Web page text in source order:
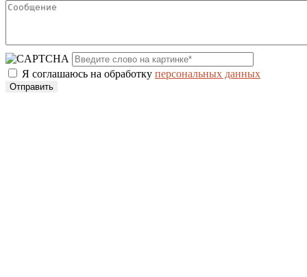
Я соглашаюсь на обработку персональных данных